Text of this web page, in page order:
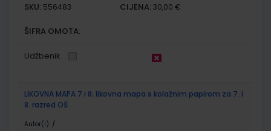
SKU: 556483 CIJENA: 30,00 €
ŠIFRA OMOTA:
Udžbenik
LIKOVNA MAPA 7 i 8; likovna mapa s kolažnim papirom za 7. i
8. razred OŠ
Autor(i): /